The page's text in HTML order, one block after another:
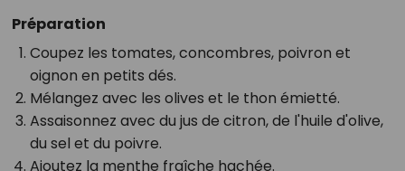
Préparation
Coupez les tomates, concombres, poivron et
oignon en petits dés.
Mélangez avec les olives et le thon émietté.
Assaisonnez avec du jus de citron, de l'huile d'olive,
du sel et du poivre.
Ajoutez la menthe fraîche hachée.